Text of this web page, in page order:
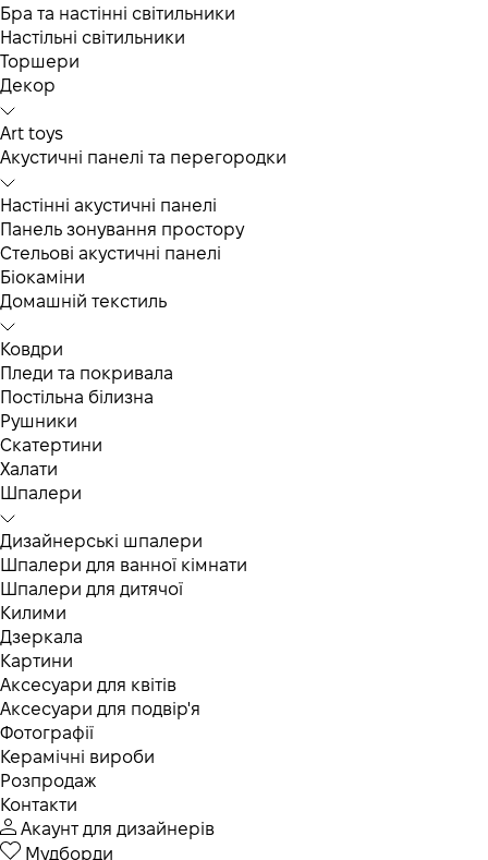
Бра та настінні світильники
Настільні світильники
Торшери
Декор
Art toys
Акустичні панелі та перегородки
Настінні акустичні панелі
Панель зонування простору
Стельові акустичні панелі
Біокаміни
Домашній текстиль
Ковдри
Пледи та покривала
Постільна білизна
Рушники
Скатертини
Халати
Шпалери
Дизайнерські шпалери
Шпалери для ванної кімнати
Шпалери для дитячої
Килими
Дзеркала
Картини
Аксесуари для квітів
Аксесуари для подвір'я
Фотографії
Керамічні вироби
Розпродаж
Контакти
Акаунт для дизайнерів
Мудборди